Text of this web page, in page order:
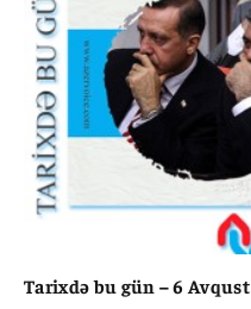
Tarixdə bu gün – 6 Avqust